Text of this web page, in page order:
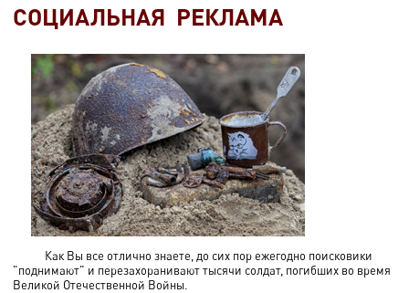
СОЦИАЛЬНАЯ РЕКЛАМА
Как Вы все отлично знаете, до сих пор ежегодно поисковики
"поднимают" и перезахоранивают тысячи солдат, погибших во время
Великой Отечественной Войны.